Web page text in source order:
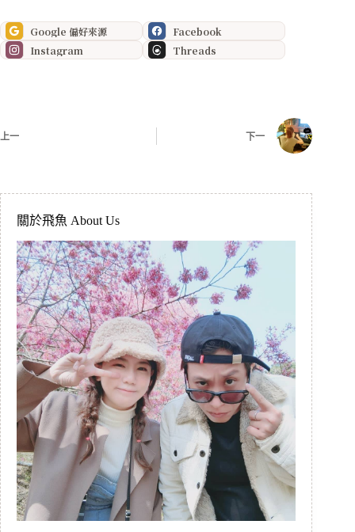
Google 偏好來源
Facebook
Instagram
Threads
上一 下一
關於飛魚 About Us